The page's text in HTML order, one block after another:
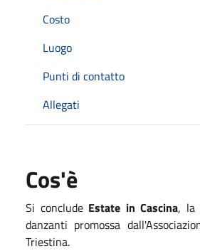
Costo
Luogo
Punti di contatto
Allegati
Cos'è
Si conclude Estate in Cascina, la
danzanti promossa
Triestina.